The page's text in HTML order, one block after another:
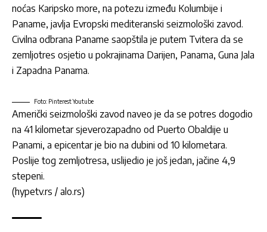
noćas Karipsko more, na potezu između Kolumbije i
Paname, javlja Evropski mediteranski seizmološki zavod.
Civilna odbrana Paname saopštila je putem Tvitera da se
zemljotres osjetio u pokrajinama Darijen, Panama, Guna Jala
i Zapadna Panama.
Foto: Pinterest Youtube
Američki seizmološki zavod naveo je da se potres dogodio
na 41 kilometar sjeverozapadno od Puerto Obaldije u
Panami, a epicentar je bio na dubini od 10 kilometara.
Poslije tog zemljotresa, uslijedio je još jedan, jačine 4,9
stepeni.
(hypetv.rs / alo.rs)